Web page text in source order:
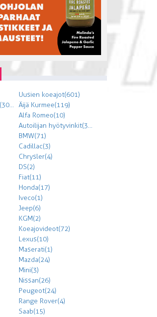
Uusien koeajot (601)
Käytettyjen koeajot (303) Äijä Kurmee (119)
Alfa Romeo (10)
Autoilijan hyötyvinkit (300)
BMW (71)
Cadillac (3)
Chrysler (4)
DS (2)
Fiat (11)
Honda (17)
Iveco (1)
Jeep (6)
KGM (2)
Koeajovideot (72)
Lexus (10)
Maserati (1)
Mazda (24)
Mini (3)
Nissan (26)
Peugeot (24)
Range Rover (4)
Saab (15)